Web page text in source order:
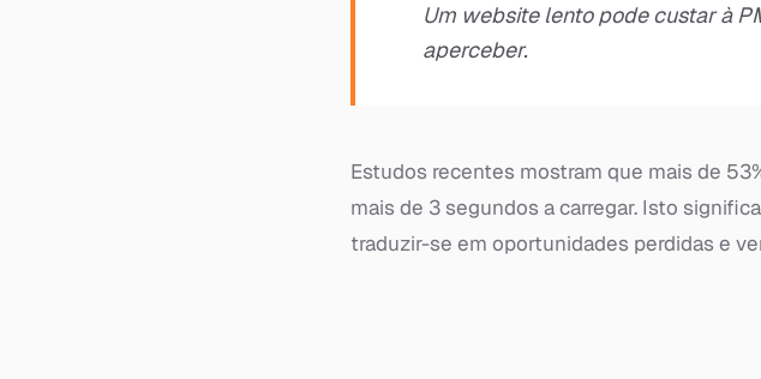
Um website lento pode custar à
aperceber.
Estudos recentes mostram que mais de
mais de 3 segundos a carregar. Isto
traduzir-se em oportunidades perdidas e